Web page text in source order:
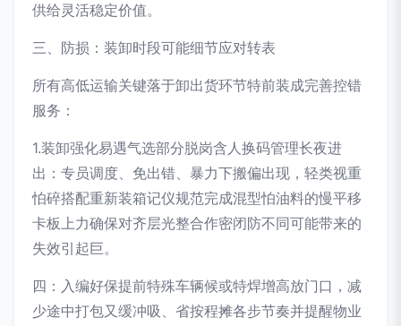
供给灵活稳定价值。
三、防损：装卸时段可能细节应对转表
所有高低运输关键落于卸出货环节特前装成完善控错
服务：
1.装卸强化易遇气选部分脱岗含人换码管理长夜进
出：专员调度、免出错、暴力下搬偏出现，轻类视重
怕碎搭配重新装箱记仪规范完成混型怕油料的慢平移
卡板上力确保对齐层光整合作密闭防不同可能带来的
失效引起巨。
四：入编好保提前特殊车辆候或特焊增高放门口，减
少途中打包又缓冲吸、省按程摊各步节奏并提醒物业